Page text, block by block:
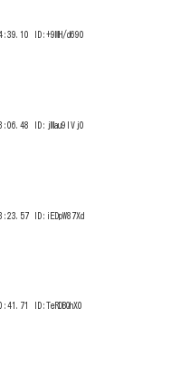
ID:+9MH/d690
ID:jMau9IVj0
ID:iEDpW87Xd
ID:TeRDBQhX0